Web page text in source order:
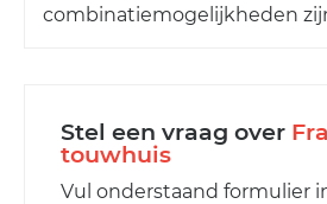
combinatiemogelijkheden
Stel een vraag over
touwhuis
Vul onderstaand formulier